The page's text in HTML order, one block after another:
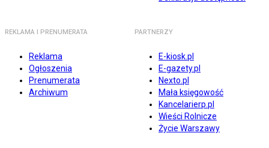
REKLAMA I PRENUMERATA
Reklama
Ogłoszenia
Prenumerata
Archiwum
PARTNERZY
E-kiosk.pl
E-gazety.pl
Nexto.pl
Mała księgowość
Kancelarierp.pl
Wieści Rolnicze
Życie Warszawy